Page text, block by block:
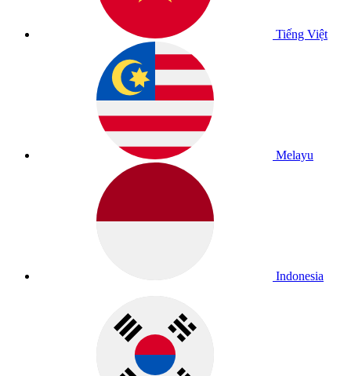
Tiếng Việt
Melayu
Indonesia